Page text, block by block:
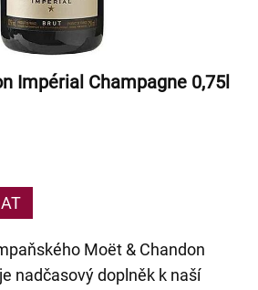
Impérial Champagne 0,75l
Moët & Chandon
nadčasový doplněk k naší